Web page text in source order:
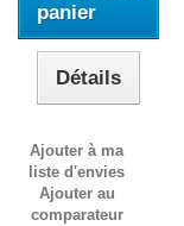
panier
Détails
Ajouter à ma
liste d'envies
Ajouter au
comparateur